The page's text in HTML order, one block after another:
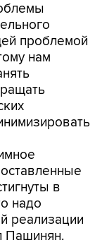
проблемой
нам
в
надо
реализации
Пашинян.